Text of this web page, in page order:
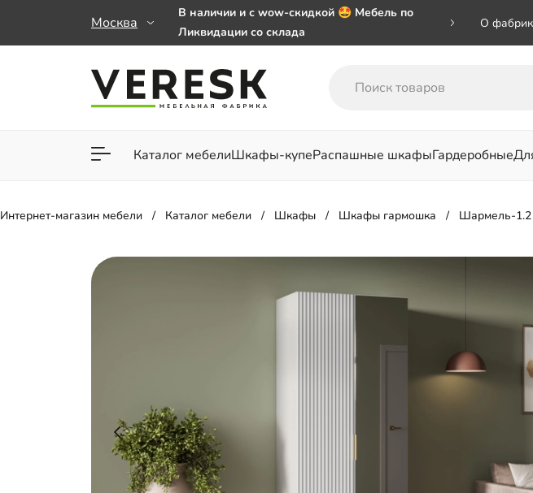
Москва
В наличии и с wow-скидкой 🤩 Мебель по
Ликвидации со склада
заказе от 50 000 ₽
Важно! Наш Whatsapp переехал на номер
О
Каталог мебелиШкафы-купеРаспашные шкафыГардеробные
Для гостиной Для спальни
Интернет-магазин мебели Каталог мебели Шкафы Шкафы гармошка Шармель-1.2